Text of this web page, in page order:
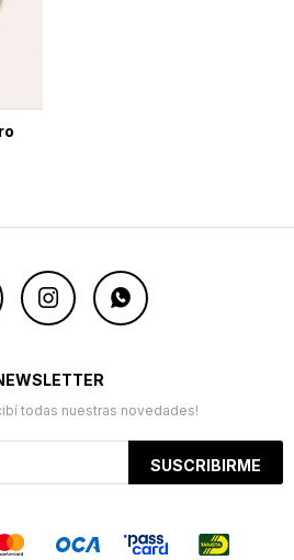
 
todas nuestras novedades!
SUSCRIBIRME